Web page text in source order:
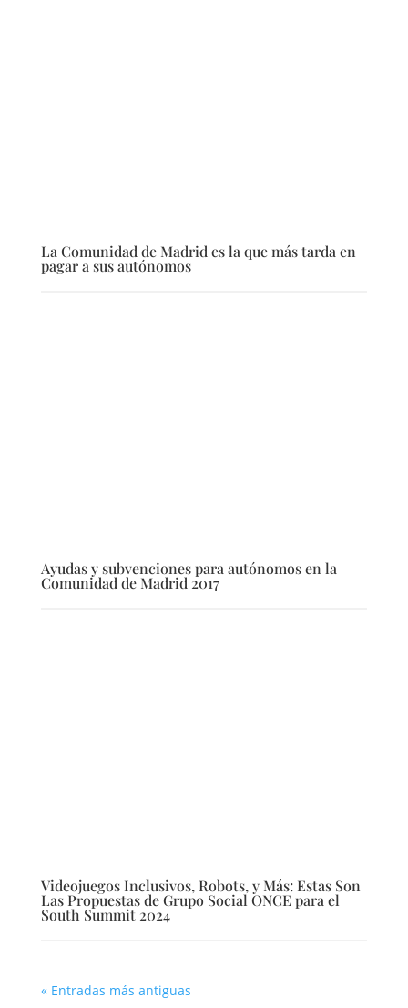
La Comunidad de Madrid es la que más tarda en
pagar a sus autónomos
Ayudas y subvenciones para autónomos en la
Comunidad de Madrid 2017
Videojuegos Inclusivos, Robots, y Más: Estas Son
Las Propuestas de Grupo Social ONCE para el
South Summit 2024
« Entradas más antiguas